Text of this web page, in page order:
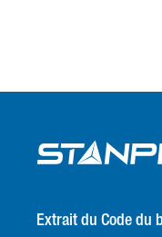
Extrait du Code du